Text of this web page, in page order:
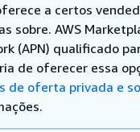
a certos
sobre. AWS
(APN) qualificado
de oferecer essa
de oferta privada e